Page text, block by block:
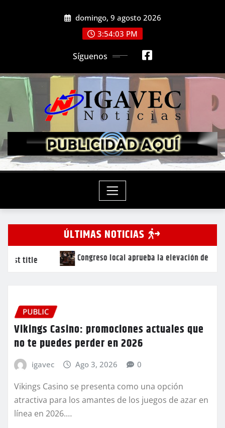
domingo, 9 agosto 2026
3:54:04 PM
Síguenos
ÚLTIMAS NOTICIAS
local aprueba la elevación de Categoría Administrativa de
PUBLIC
Vikings Casino: promociones actuales que
no te puedes perder en 2026
igavec Ago 3, 2026 0
Vikings Casino se presenta como una opción
atractiva para los amantes de los juegos de azar en
línea en 2026.…